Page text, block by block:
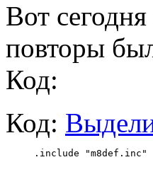
Вот
повторы
Код:
Код:
.include "m8def.inc"